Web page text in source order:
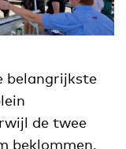
belangrijkste
de twee
beklommen,